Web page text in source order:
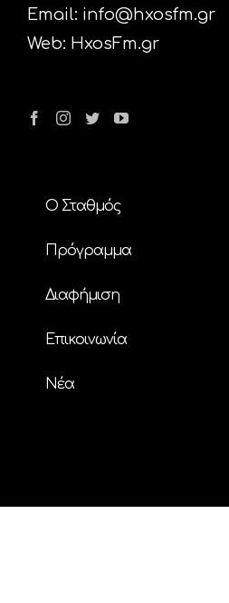
Email: info@hxosfm.gr
Web: HxosFm.gr
Ο Σταθμός
Πρόγραμμα
Διαφήμιση
Επικοινωνία
Nέα